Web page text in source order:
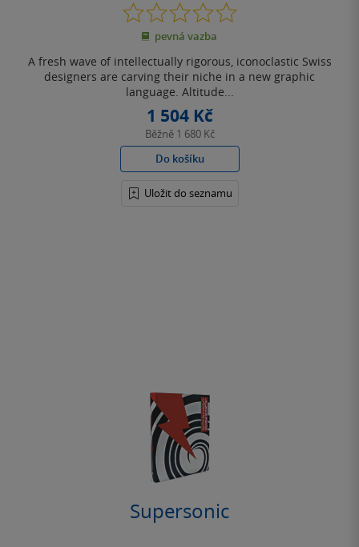
0.0
z
5
pevná vazba
A fresh wave of intellectually rigorous, iconoclastic Swiss
designers are carving their niche in a new graphic
language. Altitude...
1 504 Kč
Běžně 1 680 Kč
Do košíku
Uložit do seznamu
Supersonic